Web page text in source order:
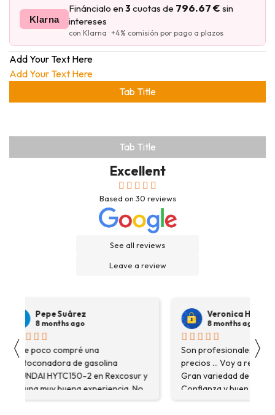
Klarna
Fináncialo en3 cuotas de 796.67 € sin
intereses
con Klarna · +4% comisión por pago a plazos
Add Your Text Here
Add Your Text Here
Tab Title
Tab Title
Excellent
Based on 30 reviews
See all reviews
Leave a review
〈
Pepe Suárez
8 months ago
Hace poco compré una
destoconadora de gasolina
HYUNDAI HYTC150-2 en Rexcosur y
fue una muy buena experiencia. No
solo me encontré el producto que
Veronica Hidalgo
8 months ago
Son profesionales ,
precios ... Voy a repetir
Gran variedad de
Confianza y buen servicio.
〉